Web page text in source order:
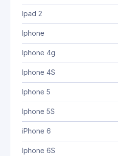
Ipad 2
Iphone
Iphone 4g
Iphone 4S
Iphone 5
Iphone 5S
iPhone 6
Iphone 6S